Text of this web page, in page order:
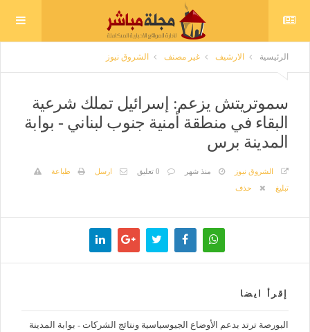
الرئيسية الارشيف غير مصنف الشروق نيوز
سموتريتش يزعم: إسرائيل تملك شرعية
البقاء في منطقة أمنية جنوب لبناني - بوابة
المدينة برس
الشروق نيوز منذ شهر 0 تعليق ارسل
طباعة
تبليغ
حذف
إقرأ ايضا
البورصة ترتد بدعم الأوضاع الجيوسياسية ونتائج الشركات - بوابة المدينة